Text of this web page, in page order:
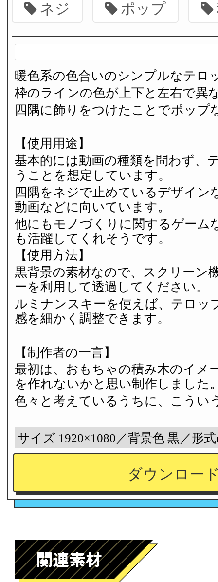
ネジ ポップ
ダウンロー
暖色系の色合いのシンプルなテロ
枠のラインの色が上下と左右で異
四隅に飾りをつけたことでポップ
【使用用途】
基本的には動画の種類を問わず、
うことを想定しています。
四隅をネジで止めているデザイン
動画などに向いています。
他にもモノづくりに関するゲーム
も活躍してくれそうです。
【使用方法】
黒背景の素材なので、スクリーン
ーを利用して透過してください。
ルミナンスキーを使えば、テロッ
感を細かく調整できます。
【制作者の一言】
最初は、おもちゃの積み木のイメ
を作れないかと思い制作しました
色々と考えているうちに、こうい
サイズ 1920×1080／背景色 黒／形式